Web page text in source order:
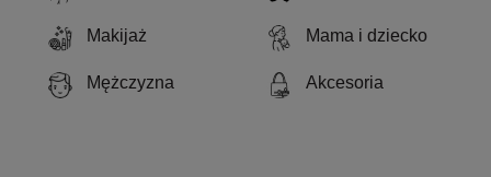
Makijaż Mama i dziecko
Mężczyzna Akcesoria